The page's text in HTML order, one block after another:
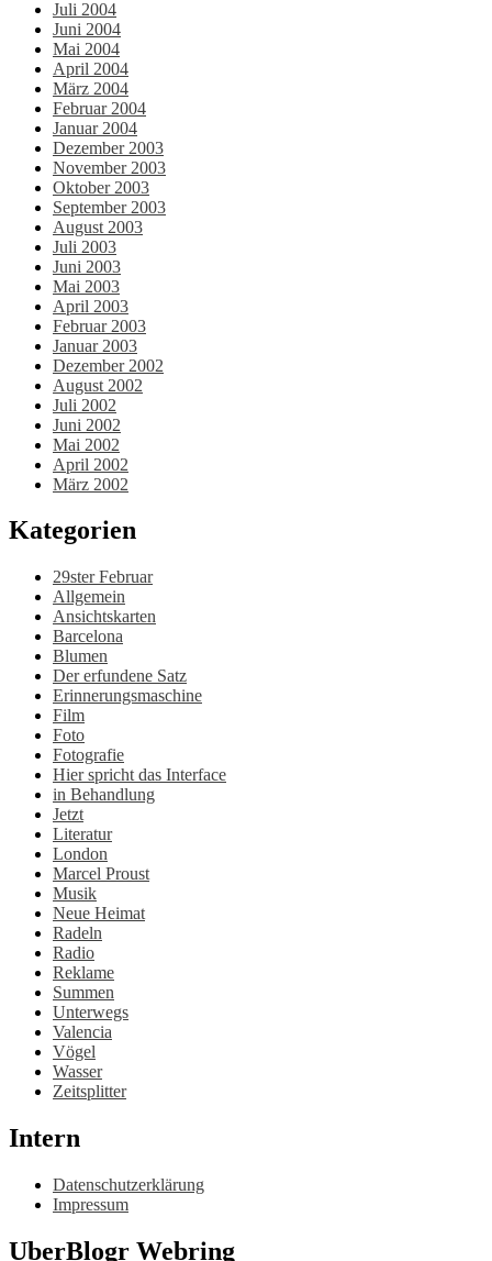
Juli 2004
Juni 2004
Mai 2004
April 2004
März 2004
Februar 2004
Januar 2004
Dezember 2003
November 2003
Oktober 2003
September 2003
August 2003
Juli 2003
Juni 2003
Mai 2003
April 2003
Februar 2003
Januar 2003
Dezember 2002
August 2002
Juli 2002
Juni 2002
Mai 2002
April 2002
März 2002
Kategorien
29ster Februar
Allgemein
Ansichtskarten
Barcelona
Blumen
Der erfundene Satz
Erinnerungsmaschine
Film
Foto
Fotografie
Hier spricht das Interface
in Behandlung
Jetzt
Literatur
London
Marcel Proust
Musik
Neue Heimat
Radeln
Radio
Reklame
Summen
Unterwegs
Valencia
Vögel
Wasser
Zeitsplitter
Intern
Datenschutzerklärung
Impressum
UberBlogr Webring